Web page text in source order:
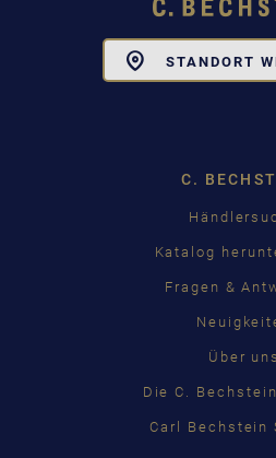
STANDORT
C.
Katalog
Fragen &
Über uns
Die C.
Carl Bechstein